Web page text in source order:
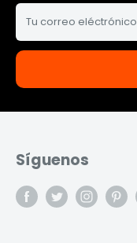
Tu correo eléctrónico
Síguenos